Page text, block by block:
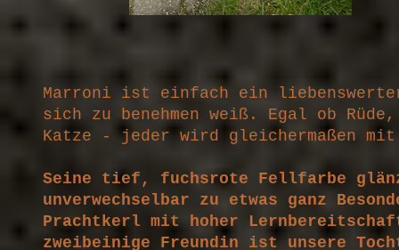
Marroni ist einfach ein
sich zu benehmen weiß. Egal ob
Katze - jeder wird gleichermaßen mit
Seine tief, fuchsrote Fellfarbe
unverwechselbar zu etwas ganz
Prachtkerl mit hoher
zweibeinige Freundin ist unsere